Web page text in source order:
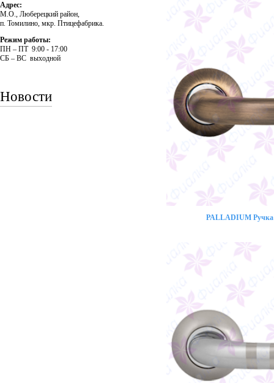
Адрес:
М.О., Люберецкий район,
п. Томилино, мкр. Птицефабрика.
Режим работы:
ПH – ПT 9:00 - 17:00
CБ – BC выходной
Новости
PALLADIUM Ручка